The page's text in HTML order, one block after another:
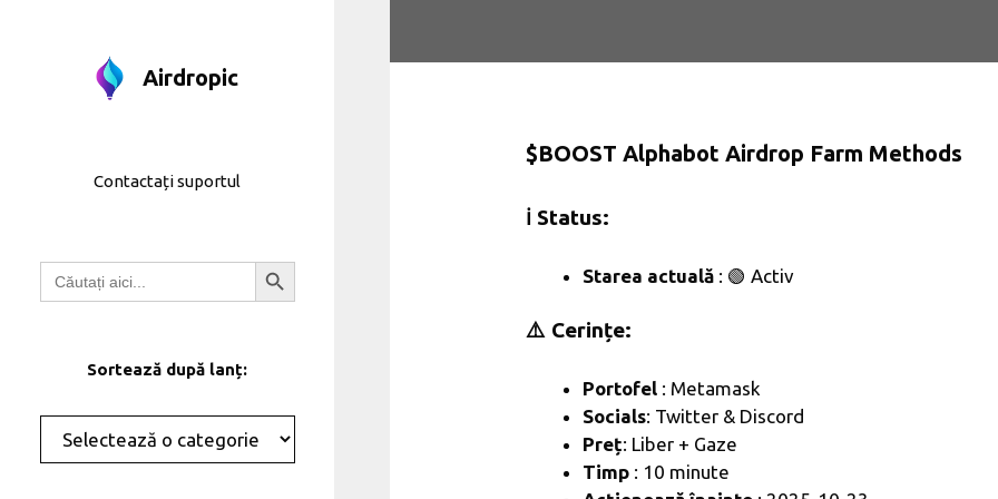
conținut
Airdropic
Contactați suportul
Căutați: Butonul de căutare
Sortează după lanț:
Categorii
$BOOST Alphabot Airdrop Farm Methods
ℹ️ Status:
Starea actuală : 🟢 Activ
⚠️ Cerințe:
Portofel : Metamask
Socials: Twitter & Discord
Preț: Liber + Gaze
Timp : 10 minute